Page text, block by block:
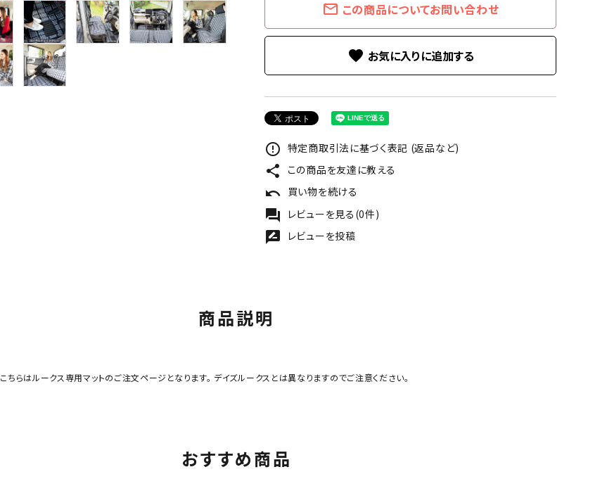
mail_outline この商品についてお問い合わせ
favorite
error_outline 特定商取引法に基づく表記 (返品など)
share この商品を友達に教える
undo 買い物を続ける
forum レビューを見る(0件)
rate_review レビューを投稿
商品説明
こちらはルークス専用マットのご注文ページとなります。 デイズルークスとは異なりますのでご注意ください。
おすすめ商品